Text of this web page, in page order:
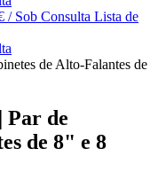
Sob Consulta Lista de
Par de
de 8" e 8